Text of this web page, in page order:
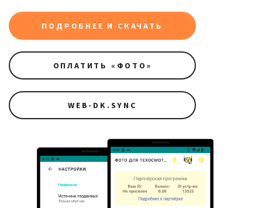
ПОДРОБНЕЕ И СКАЧАТЬ
ОПЛАТИТЬ «ФОТО»
WEB-DK.SYNC